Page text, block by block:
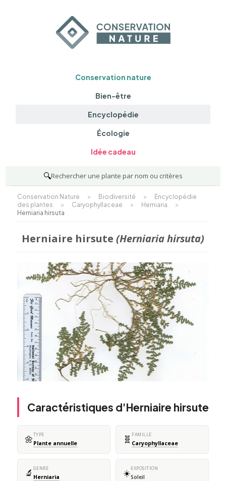
Conservation nature
Bien-être
Encyclopédie
Écologie
Idée cadeau
🔍Rechercher une plante par nom ou critères
Conservation Nature > Biodiversité >
Encyclopédie
des plantes
> Caryophyllaceae > Herniaria
>
Herniaria hirsuta
Herniaire hirsute (Herniaria hirsuta)
Caractéristiques d'Herniaire hirsute
🌼TYPE
Plante annuelle 🧬 FAMILLE
Caryophyllaceae
🔬 GENRE
Herniaria ☀️EXPOSITION
Soleil